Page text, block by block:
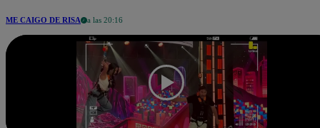
ME CAIGO DE RISA a las 20:16